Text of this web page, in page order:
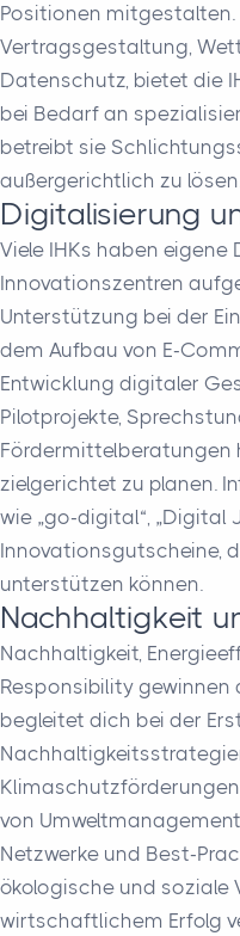
Positionen mitgestalten.
Vertragsgestaltung,
Datenschutz, bietet die
bei Bedarf an
betreibt sie
außergerichtlich zu
Digitalisierung
Viele IHKs haben
Innovationszentren
Unterstützung bei der
dem Aufbau von E-
Entwicklung digitaler
Pilotprojekte,
Fördermittelberatungen
zielgerichtet zu planen.
wie „go-digital“, „Digital
Innovationsgutscheine,
unterstützen können.
Nachhaltigkeit
Nachhaltigkeit,
Responsibility gewinnen
begleitet dich bei der
von
Netzwerke und Best-
ökologische und soziale
wirtschaftlichem Erfolg